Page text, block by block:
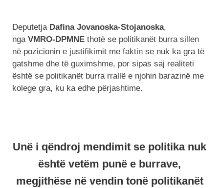
Deputetja Dafina Jovanoska-Stojanoska,
nga VMRO-DPMNE thotë se politikanët burra sillen
në pozicionin e justifikimit me faktin se nuk ka gra të
gatshme dhe të guximshme, por sipas saj realiteti
është se politikanët burra rrallë e njohin barazinë me
kolege gra, ku ka edhe përjashtime.
Unë i qëndroj mendimit se politika nuk
është vetëm punë e burrave,
megjithëse në vendin tonë politikanët